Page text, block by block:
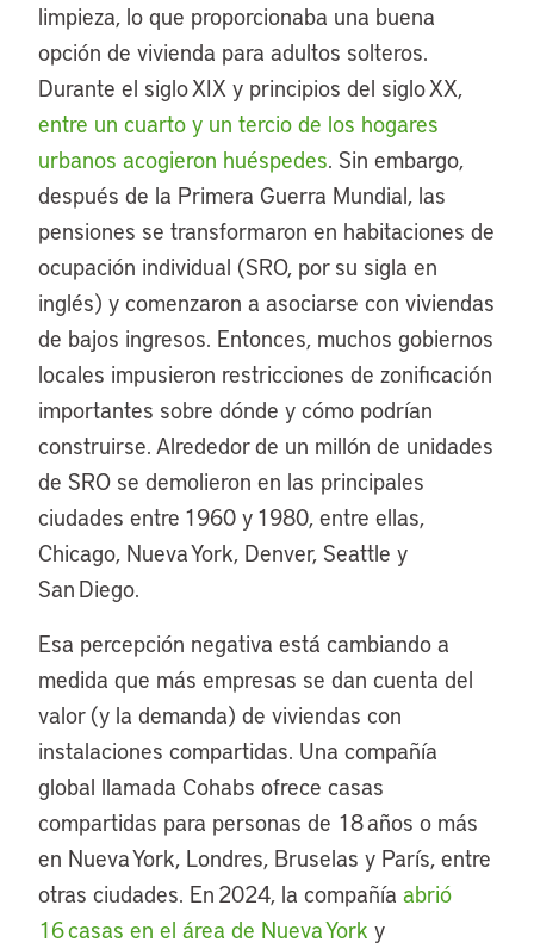
limpieza, lo que proporcionaba una buena
opción de vivienda para adultos solteros.
Durante el siglo XIX y principios del siglo XX,
entre un cuarto y un tercio de los hogares
urbanos acogieron huéspedes. Sin embargo,
después de la Primera Guerra Mundial, las
pensiones se transformaron en habitaciones de
ocupación individual (SRO, por su sigla en
inglés) y comenzaron a asociarse con viviendas
de bajos ingresos. Entonces, muchos gobiernos
locales impusieron restricciones de zonificación
importantes sobre dónde y cómo podrían
construirse. Alrededor de un millón de unidades
de SRO se demolieron en las principales
ciudades entre 1960 y 1980, entre ellas,
Chicago, Nueva York, Denver, Seattle y
San Diego.
Esa percepción negativa está cambiando a
medida que más empresas se dan cuenta del
valor (y la demanda) de viviendas con
instalaciones compartidas. Una compañía
global llamada Cohabs ofrece casas
compartidas para personas de 18 años o más
en Nueva York, Londres, Bruselas y París, entre
otras ciudades. En 2024, la compañía abrió
16 casas en el área de Nueva York y